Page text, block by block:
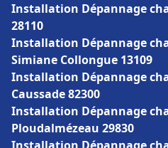
Installation Dépannage
28110
Installation Dépannage
Simiane Collongue 13109
Installation Dépannage
Caussade 82300
Installation Dépannage
Ploudalmézeau 29830